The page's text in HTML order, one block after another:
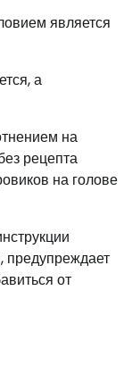
является
а
на
рецепта
на голове
предупреждает
от